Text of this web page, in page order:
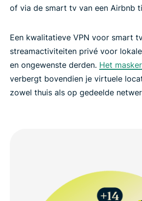
of via de smart tv van een Airbnb
Een kwalitatieve VPN voor smart
streamactiviteiten privé voor
en ongewenste derden. Het
verbergt bovendien je virtuele
zowel thuis als op gedeelde